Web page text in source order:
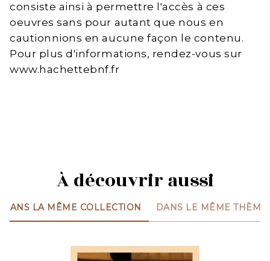
consiste ainsi à permettre l'accès à ces
oeuvres sans pour autant que nous en
cautionnions en aucune façon le contenu.
Pour plus d'informations, rendez-vous sur
www.hachettebnf.fr
À découvrir aussi
DANS LA MÊME COLLECTION DANS LE MÊME THÈME